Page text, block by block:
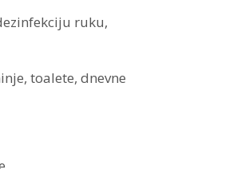
ruku,
toalete, dnevne